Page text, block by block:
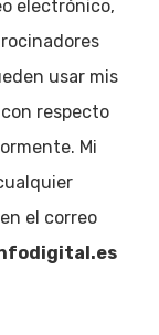
electrónico,
usar mis
respecto
Mi
el correo